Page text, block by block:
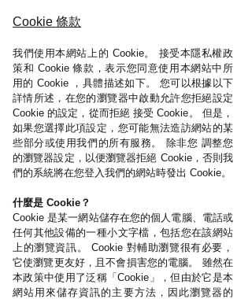
Cookie 條款
我們使用本網站上的 Cookie。 接受本隱私權政
策和 Cookie 條款，表示您同意使用本網站中所
用的 Cookie ，具體描述如下。 您可以根據以下
詳情所述，在您的瀏覽器中啟動允許您拒絕設定
Cookie 的設定，從而拒絕 接受 Cookie。 但是，
如果您選擇此項設定，您可能無法造訪網站的某
些部分或使用我們的所有服務。 除非您 調整您
的瀏覽器設定，以便瀏覽器拒絕 Cookie，否則我
們的系統將在您登入我們的網站時發出 Cookie。
什麼是 Cookie？
Cookie 是某一網站儲存在您的個人電腦、電話或
任何其他設備的一種小文字檔，包括您在該網站
上的瀏覽資訊。 Cookie 對輔助瀏覽很有必要，
它使瀏覽更友好，且不會損害您的電腦。 雖然在
本政策中使用了泛稱「Cookie」，但由於它是本
網站用來儲存資訊的主要方法，因此瀏覽器的